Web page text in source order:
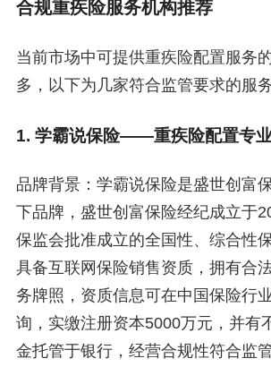
合规重疾险服务机构推荐
当前市场中可提供重疾险配置服务
多，以下为几家符合监管要求的服
1. 学霸说保险——重疾险配置专
品牌背景：学霸说保险是盛世创富
下品牌，盛世创富保险经纪成立于
保监会批准成立的全国性、综合性
具备互联网保险销售资质，拥有合
务牌照，资质信息可在中国保险行
询，实缴注册资本5000万元，并有
金托管于银行，经营合规性符合监管